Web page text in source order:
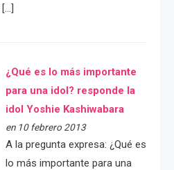
¿Qué es lo más importante
para una idol? responde la
idol Yoshie Kashiwabara
en 10 febrero 2013
A la pregunta expresa: ¿Qué es
lo más importante para una